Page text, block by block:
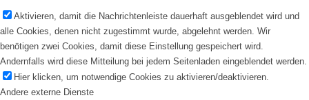
Aktivieren, damit die Nachrichtenleiste dauerhaft ausgeblendet wird und
alle Cookies, denen nicht zugestimmt wurde, abgelehnt werden. Wir
benötigen zwei Cookies, damit diese Einstellung gespeichert wird.
Andernfalls wird diese Mitteilung bei jedem Seitenladen eingeblendet werden.
Hier klicken, um notwendige Cookies zu aktivieren/deaktivieren.
Andere externe Dienste